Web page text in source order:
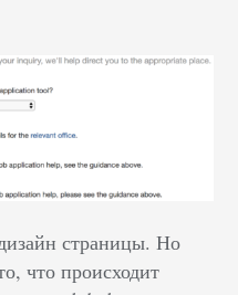
страницы. Но
что происходит